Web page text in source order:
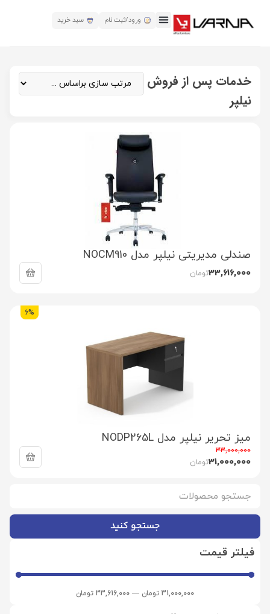
ورود/ثبت نام سبد خرید
جستجو کنید
فیلتر قیمت
31,000,000 تومان —
33,616,000 تومان
خدمات پس از فروش
نیلپر
صندلی مدیریتی نیلپر مدل NOCM910
33,616,000تومان
6%
میز تحریر نیلپر مدل NODP265L
33,000,000
31,000,000تومان